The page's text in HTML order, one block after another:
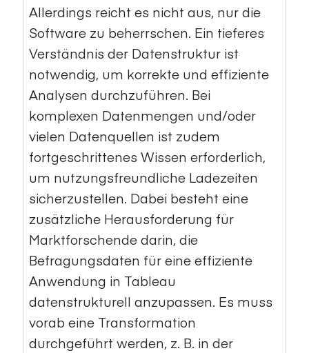
Allerdings reicht es nicht aus, nur die
Software zu beherrschen. Ein tieferes
Verständnis der Datenstruktur ist
notwendig, um korrekte und effiziente
Analysen durchzuführen. Bei
komplexen Datenmengen und/oder
vielen Datenquellen ist zudem
fortgeschrittenes Wissen erforderlich,
um nutzungsfreundliche Ladezeiten
sicherzustellen. Dabei besteht eine
zusätzliche Herausforderung für
Marktforschende darin, die
Befragungsdaten für eine effiziente
Anwendung in Tableau
datenstrukturell anzupassen. Es muss
vorab eine Transformation
durchgeführt werden, z. B. in der